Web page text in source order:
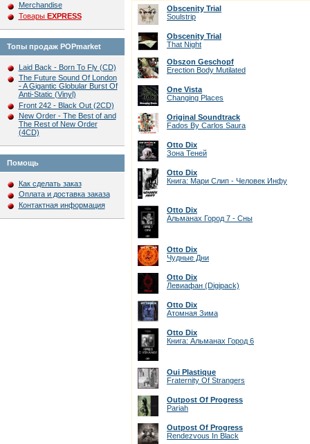
Merchandise
Товары EXPRESS
Топы продаж POPmarket
Laid Back - Born To Fly (CD)
The Future Sound Of London
- A Gigantic Globular Burst Of
Anti-Static (Vinyl)
Front 242 - Black Out (2CD)
New Order - The Best of and
The Rest of New Order
(4CD)
Помощь
Как сделать заказ
Оплата и доставка заказа
Контактная информация
Obscenity Trial
Soulstrip
Obscenity Trial
That Night
Obszon Geschopf
Erection Body Mutilated
One Vista
Changing Places
Original Soundtrack
Fados By Carlos Saura
Otto Dix
Зона Теней
Otto Dix
Книга: Мари Слип - Человек Инфу
Otto Dix
Альманах Город 7 - Сны
Otto Dix
Чудные Дни
Otto Dix
Левиафан (Digipack)
Otto Dix
Атомная Зима
Otto Dix
Книга: Альманах Город 6
Oui Plastique
Fraternity Of Strangers
Outpost Of Progress
Pariah
Outpost Of Progress
Rendezvous In Black